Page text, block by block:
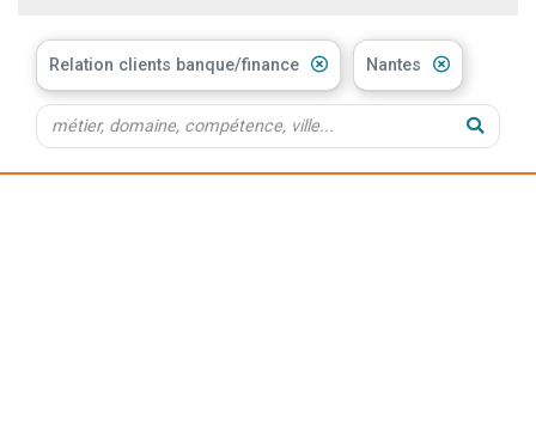
Relation clients banque/finance Nantes